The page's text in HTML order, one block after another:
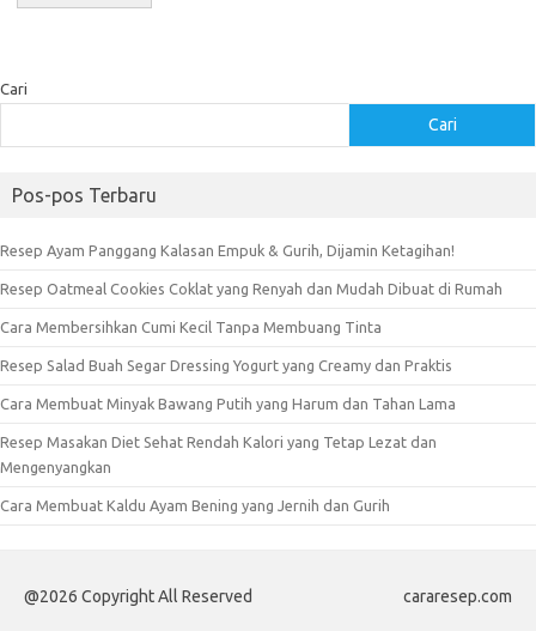
Cari
Cari
Pos-pos Terbaru
Resep Ayam Panggang Kalasan Empuk & Gurih, Dijamin Ketagihan!
Resep Oatmeal Cookies Coklat yang Renyah dan Mudah Dibuat di Rumah
Cara Membersihkan Cumi Kecil Tanpa Membuang Tinta
Resep Salad Buah Segar Dressing Yogurt yang Creamy dan Praktis
Cara Membuat Minyak Bawang Putih yang Harum dan Tahan Lama
Resep Masakan Diet Sehat Rendah Kalori yang Tetap Lezat dan
Mengenyangkan
Cara Membuat Kaldu Ayam Bening yang Jernih dan Gurih
@2026 Copyright All Reserved cararesep.com